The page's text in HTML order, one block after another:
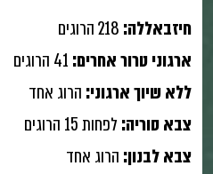
חיזבאללה:
ארגוני טרור אחרים:
ללא שיוך ארגוני: הרוג אחד
צבא סוריה:לפחות 15 הרוגים
צבא לבנון: הרוג אחד